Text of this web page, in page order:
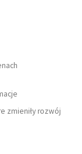
zmieniły rozwój